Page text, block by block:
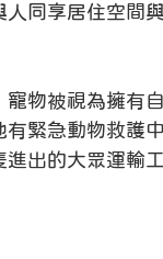
同享居住空間
物被視為擁有
緊急動物救護
出的大眾運輸